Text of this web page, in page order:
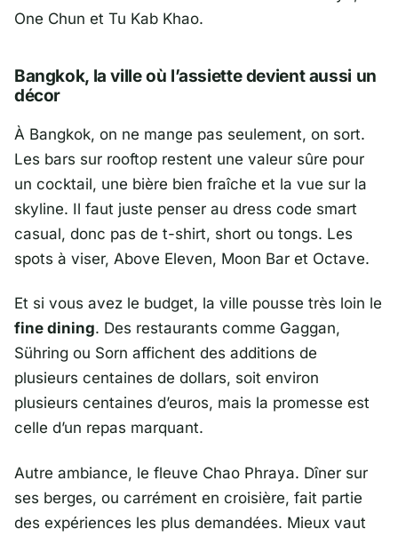
One Chun et Tu Kab Khao.
Bangkok, la ville où l’assiette devient aussi un
décor
À Bangkok, on ne mange pas seulement, on sort.
Les bars sur rooftop restent une valeur sûre pour
un cocktail, une bière bien fraîche et la vue sur la
skyline. Il faut juste penser au dress code smart
casual, donc pas de t-shirt, short ou tongs. Les
spots à viser, Above Eleven, Moon Bar et Octave.
Et si vous avez le budget, la ville pousse très loin le
fine dining. Des restaurants comme Gaggan,
Sühring ou Sorn affichent des additions de
plusieurs centaines de dollars, soit environ
plusieurs centaines d’euros, mais la promesse est
celle d’un repas marquant.
Autre ambiance, le fleuve Chao Phraya. Dîner sur
ses berges, ou carrément en croisière, fait partie
des expériences les plus demandées. Mieux vaut